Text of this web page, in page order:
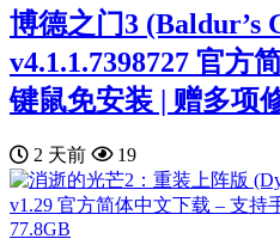
博德之门3 (Baldur’s
v4.1.1.7398727 官方
键鼠免安装 | 赠多项
2 天前 19